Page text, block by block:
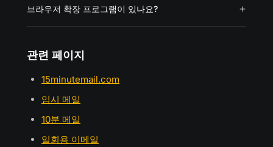
브라우저 확장 프로그램이 있나요?
관련 페이지
15minutemail.com
임시 메일
10분 메일
일회용 이메일